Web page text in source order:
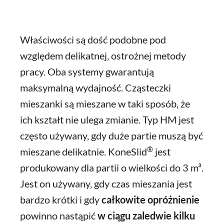
Właściwości są dość podobne pod
względem delikatnej, ostrożnej metody
pracy. Oba systemy gwarantują
maksymalną wydajność. Cząsteczki
mieszanki są mieszane w taki sposób, że
ich kształt nie ulega zmianie. Typ HM jest
często używany, gdy duże partie muszą być
mieszane delikatnie. KoneSlid® jest
produkowany dla partii o wielkości do 3 m³.
Jest on używany, gdy czas mieszania jest
bardzo krótki i gdycałkowite opróżnienie
powinno nastąpićw ciągu zaledwie kilku